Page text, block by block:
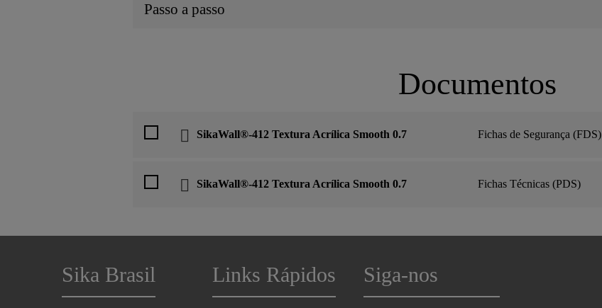
Passo a passo
Documentos
SikaWall®-412 Textura Acrílica Smooth 0.7 Fichas de Segurança (FDS)
SikaWall®-412 Textura Acrílica Smooth 0.7 Fichas Técnicas (PDS)
Sika Brasil Links Rápidos Siga-nos